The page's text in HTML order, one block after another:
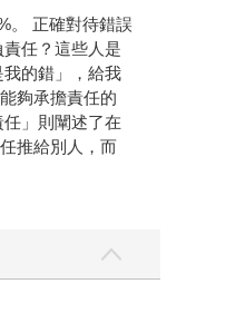
。 正確對待錯誤
任？這些人是
的錯」，給我
夠承擔責任的
」則闡述了在
推給別人，而